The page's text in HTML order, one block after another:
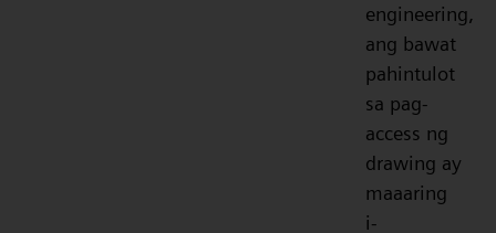
engineering,
ang bawat
pahintulot
sa pag-
access ng
drawing ay
maaaring
i-